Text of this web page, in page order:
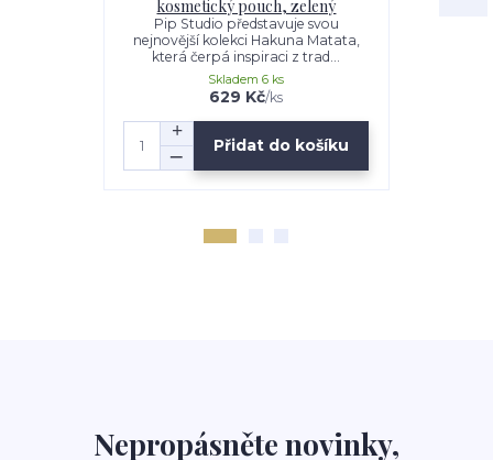
kosmetický pouch, zelený
Pip Studio představuje svou
nejnovější kolekci Hakuna Matata,
která čerpá inspiraci z trad...
629 Kč/ks
Skladem 6 ks
Přidat do košíku
Nepropásněte novinky,